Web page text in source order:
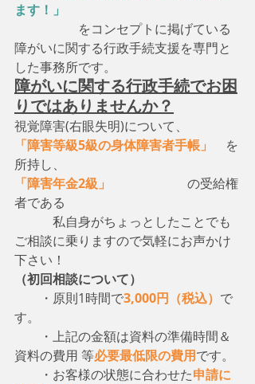
ます！」
をコンセプトに掲げている
障がいに関する行政手続支援を専門と
した事務所です。
障がいに関する行政手続でお困
りではありませんか？
視覚障害(右眼失明)について、
「障害等級5級の身体障害者手帳」
を
所持し、
「障害年金2級」
の受給権
者である
私自身がちょっとしたことでも
ご相談に乗りますので気軽にお声かけ
下さい！
（初回相談について）
・原則1時間で3,000円（税込） で
す。
・上記の金額は資料の準備時間＆
資料の費用 等必要最低限の費用です。
・お客様の状態に合わせた申請に